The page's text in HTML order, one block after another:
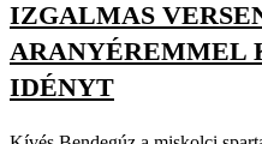
IZGALMAS
ARANYÉREMMEL
IDÉNYT